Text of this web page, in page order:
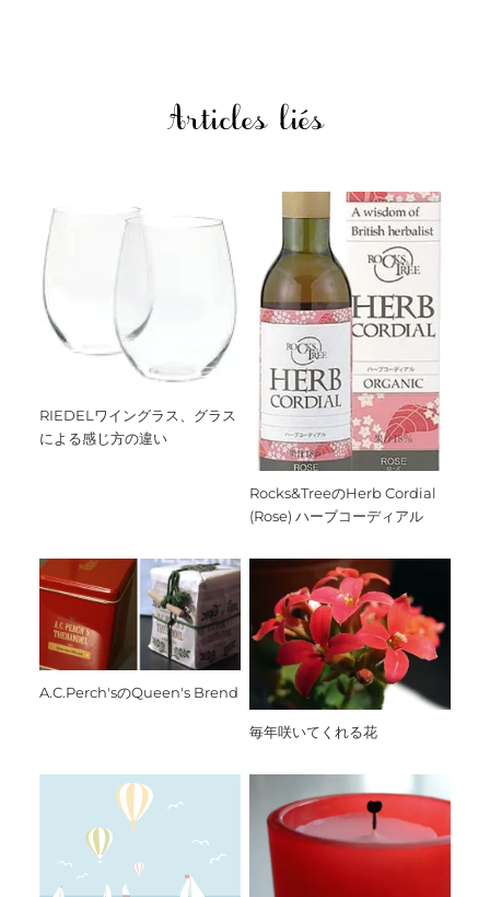
Articles liés
RIEDELワイングラス、グラス
による感じ方の違い
Rocks&TreeのHerb Cordial
(Rose) ハーブコーディアル
A.C.Perch'sのQueen's Brend
毎年咲いてくれる花